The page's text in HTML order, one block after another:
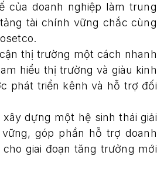
của doanh nghiệp làm trung
tài chính vững chắc cùng
thị trường một cách nhanh
hiểu thị trường và giàu kinh
phát triển kênh và hỗ trợ đối
dựng một hệ sinh thái giải
góp phần hỗ trợ doanh
giai đoạn tăng trưởng mới